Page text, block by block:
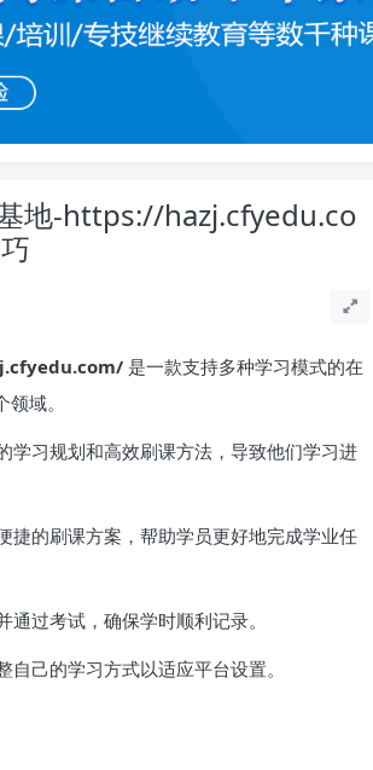
地-https://hazj.cfyedu.co
是一款支持多种学习模式的在
域。
学习规划和高效刷课方法，导致他们学习进
捷的刷课方案，帮助学员更好地完成学业任
过考试，确保学时顺利记录。
己的学习方式以适应平台设置。